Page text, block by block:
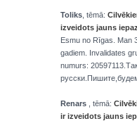
Toliks , tēmā:
izveidots jauns
Esmu no Rīgas. Man
gadiem. Invalidates
numurs:
Renars , tēmā:
ir izveidots jauns